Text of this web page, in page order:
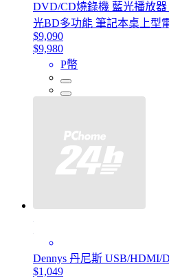
DVD/CD燒錄機 藍光播放器
光BD多功能 筆記本桌上型
$9,090
$9,980
P幣
Dennys 丹尼斯 USB/HDMI/
$1,049